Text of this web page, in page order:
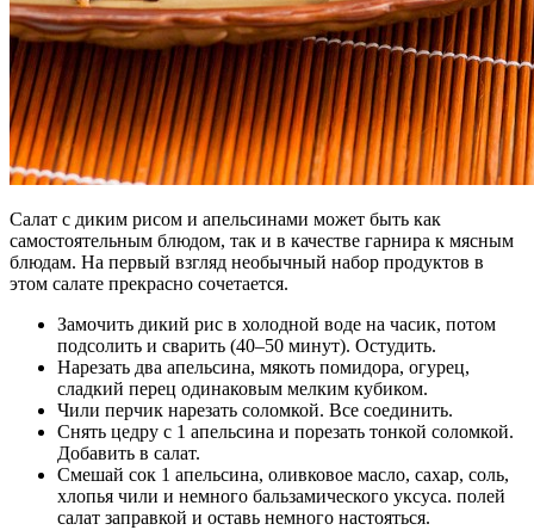
Салат с диким рисом и апельсинами может быть как
самостоятельным блюдом, так и в качестве гарнира к мясным
блюдам. На первый взгляд необычный набор продуктов в
этом салате прекрасно сочетается.
Замочить дикий рис в холодной воде на часик, потом
подсолить и сварить (40–50 минут). Остудить.
Нарезать два апельсина, мякоть помидора, огурец,
сладкий перец одинаковым мелким кубиком.
Чили перчик нарезать соломкой. Все соединить.
Снять цедру с 1 апельсина и порезать тонкой соломкой.
Добавить в салат.
Смешай сок 1 апельсина, оливковое масло, сахар, соль,
хлопья чили и немного бальзамического уксуса. полей
салат заправкой и оставь немного настояться.